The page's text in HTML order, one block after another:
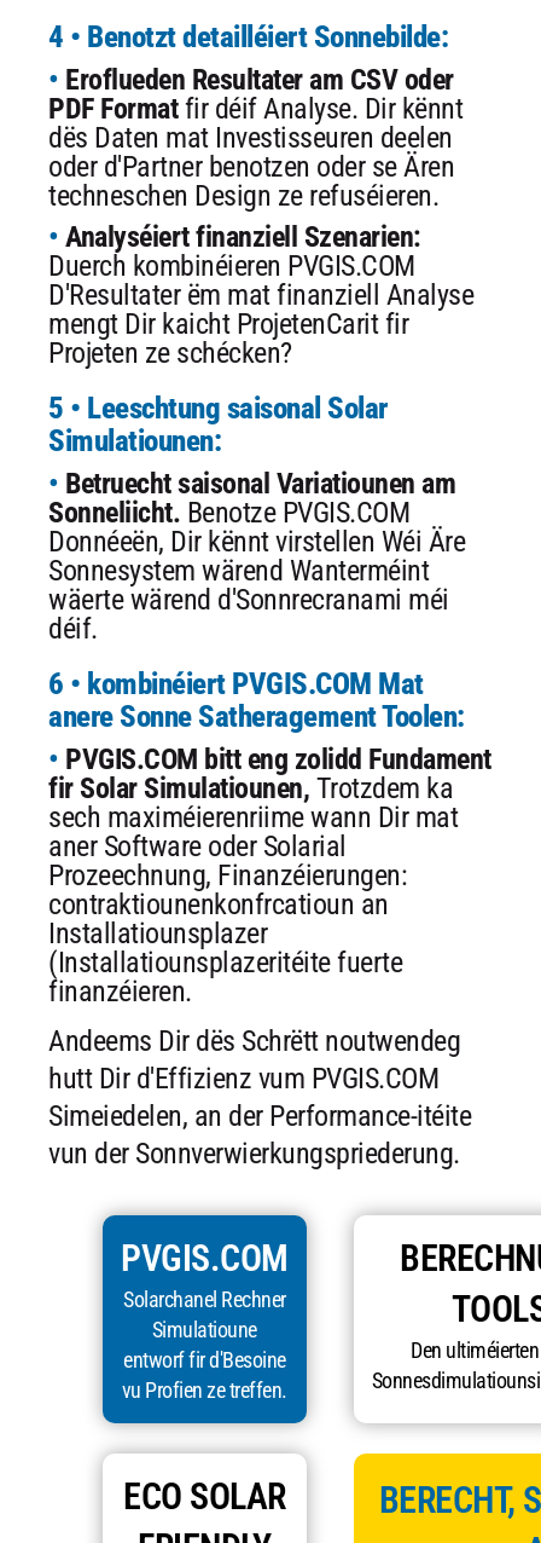
4 • Benotzt detailléiert Sonnebilde:
Eroflueden Resultater am CSV oder
PDF Formatfir déif Analyse. Dir kënnt
dës Daten mat Investisseuren deelen
oder d'Partner benotzen oder se Ären
techneschen Design ze refuséieren.
Analyséiert finanziell Szenarien:
Duerch kombinéieren PVGIS.COM
D'Resultater ëm mat finanziell Analyse
mengt Dir kaicht ProjetenCarit fir
Projeten ze schécken?
5 • Leeschtung saisonal Solar
Simulatiounen:
Betruecht saisonal Variatiounen am
Sonneliicht. Benotze PVGIS.COM
Donnéeën, Dir kënnt virstellen Wéi Äre
Sonnesystem wärend Wanterméint
wäerte wärend d'Sonnrecranami méi
déif.
6 • kombinéiert PVGIS.COM Mat
anere Sonne Satheragement Toolen:
PVGIS.COM bitt eng zolidd Fundament
fir Solar Simulatiounen, Trotzdem ka
sech maximéierenriime wann Dir mat
aner Software oder Solarial
Prozeechnung, Finanzéierungen:
contraktiounenkonfrcatioun an
Installatiounsplazer
(Installatiounsplazeritéite fuerte
finanzéieren.
Andeems Dir dës Schrëtt noutwendeg
hutt Dir d'Effizienz vum PVGIS.COM
Simeiedelen, an der Performance-itéite
vun der Sonnverwierkungspriederung.
PVGIS.COM
Solarchanel Rechner
Simulatioune
entworf fir d'Besoine
vu Profien ze treffen.
Den
ECO SOLAR
BERECHT,